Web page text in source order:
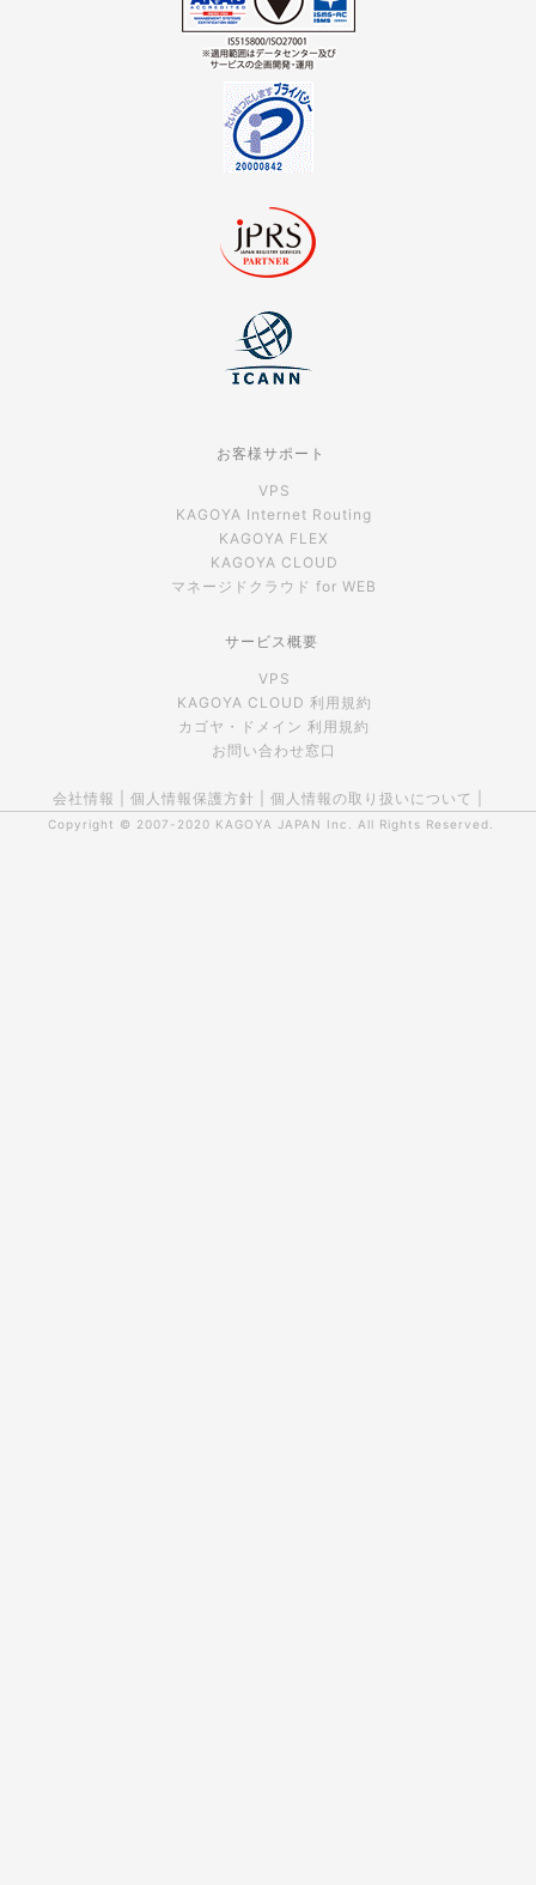
お客様サポート
VPS
KAGOYA Internet Routing
KAGOYA FLEX
KAGOYA CLOUD
マネージドクラウド for WEB
サービス概要
VPS
KAGOYA CLOUD 利用規約
カゴヤ・ドメイン 利用規約
お問い合わせ窓口
会社情報 個人情報保護方針 個人情報の取り扱いについて
Copyright © 2007-2020 KAGOYA JAPAN Inc. All Rights Reserved.